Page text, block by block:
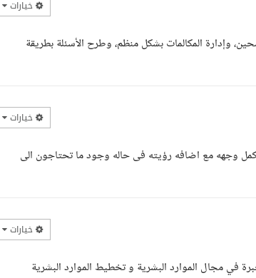
خيارات
وإدارة المكالمات بشكل منظم، وطرح الأسئلة بطريقة
خيارات
وجهه مع اضافه رؤيته فى حاله وجود ما تحتاجون الى
خيارات
مجال الموارد البشرية و تخطيط الموارد البشرية